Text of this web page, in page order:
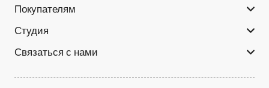
Покупателям
Студия
Связаться с нами